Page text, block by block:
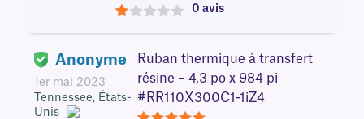
2 0 avis
Anonyme
1er mai 2023
Tennessee, États-
Unis
Ruban thermique à transfert
résine – 4,3 po x 984 pi
#RR110X300C1-1iZ4